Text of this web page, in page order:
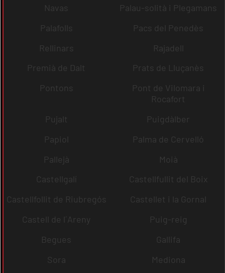
Navas
Palau-solità i Plegamans
Palafolls
Pacs del Penedès
Rellinars
Rajadell
Premià de Dalt
Prats de Lluçanès
Pontons
Pont de Vilomara i
Rocafort
Pujalt
Puigdàlber
Papiol
Palma de Cervelló
Pallejà
Moià
Castellgalí
Castellfullit del Boix
Castellfollit de Riubregós
Castellet i la Gornal
Castell de l´Areny
Puig-reig
Begues
Gallifa
Sora
Mediona